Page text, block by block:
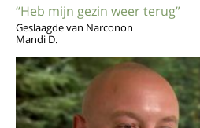
“Heb mijn gezin weer terug”
Geslaagde van Narconon
Mandi D.